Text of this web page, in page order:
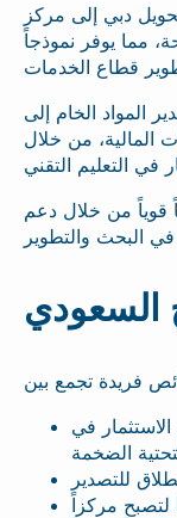
دبي إلى مركز
مما يوفر نموذجاً
المواد الخام إلى
المالية، من خلال
قوياً من خلال دعم
السعودي
الاستثمار في
لتصبح مركزاً